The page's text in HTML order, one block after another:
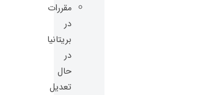
مقررات
در
بریتانیا
در
حال
تعدیل